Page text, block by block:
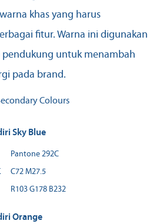
khas yang harus
fitur. Warna ini digunakan
untuk menambah
pada brand.
Colours
Sky Blue
Pantone 292C
C72 M27.5
R103 G178 B232
Orange